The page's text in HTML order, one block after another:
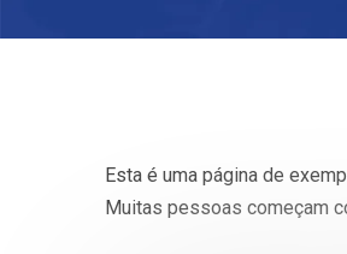
Esta é uma página de
Muitas pessoas começam